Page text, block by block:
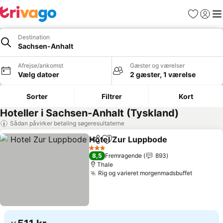
Favoritter
Log ind
Destination
Sachsen-Anhalt
Afrejse/ankomst
Vælg datoer
Gæster og værelser
2 gæster, 1 værelse
Sorter Filtrer Kort
Hoteller i Sachsen-Anhalt (Tyskland)
Sådan påvirker betaling søgeresultaterne
Del Føj til favoritter
Hotel Zur Luppbode
3 Stjerner
8,5 Fremragende
893
Thale
Rig og varieret morgenmadsbuffetSe